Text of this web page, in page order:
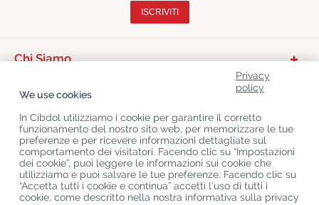
ISCRIVITI
Chi Siamo
Ultimo CBD Blogs
Privacy
policy
We use cookies
In Cibdol utilizziamo i cookie per garantire il corretto
funzionamento del nostro sito web, per memorizzare le tue
preferenze e per ricevere informazioni dettagliate sul
comportamento dei visitatori. Facendo clic su “Impostazioni
dei cookie”, puoi leggere le informazioni sui cookie che
utilizziamo e puoi salvare le tue preferenze. Facendo clic su
“Accetta tutti i cookie e continua” accetti l’uso di tutti i
cookie, come descritto nella nostra informativa sulla privacy
Copyright©Cibdol Last updated 07-08-2026
Cibdol bv , Handelsweg 1a, 5492NL Sint-Oedenrode, the Netherlands
KvK: 76495035 VAT: NL860644923B01